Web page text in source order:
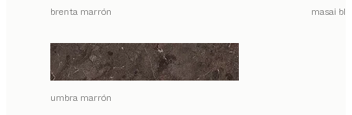
brenta marrón masai
umbra marrón